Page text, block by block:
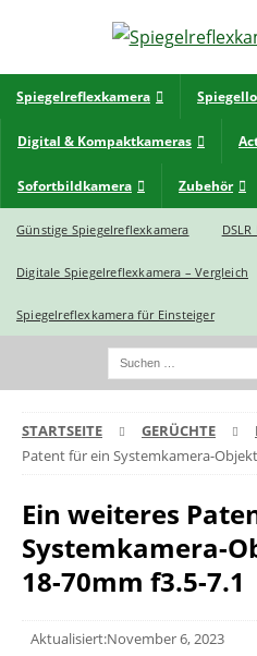
Spiegelreflexkamera
Digital & Kompaktkameras
Sofortbildkamera Zubehör
Günstige Spiegelreflexkamera
Digitale Spiegelreflexkamera – Vergleich
Spiegelreflexkamera für Einsteiger
STARTSEITE GERÜCHTE
Patent für ein Systemkamera-
Ein weiteres
Systemkamera-
18-70mm f3.5-7.1
Aktualisiert:November 6, 2023